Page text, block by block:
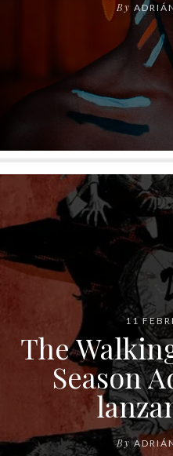
By
11
The
Season
By